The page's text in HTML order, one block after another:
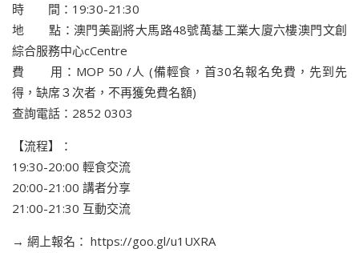
時 間：19:30-21:30
地 點：澳門美副將大馬路48號萬基工業大廈六樓澳門文創
綜合服務中心cCentre
費 用：MOP 50 /人 (備輕食，首30名報名免費，先到先
得，缺席３次者，不再獲免費名額)
查詢電話：2852 0303
【流程】：
19:30-20:00 輕食交流
20:00-21:00 講者分享
21:00-21:30 互動交流
→ 網上報名： https://goo.gl/u1UXRA